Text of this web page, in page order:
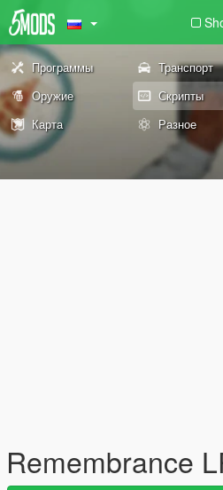
Программы Транспорт
Оружие
Скрипты
Карта
Разное
Remembrance